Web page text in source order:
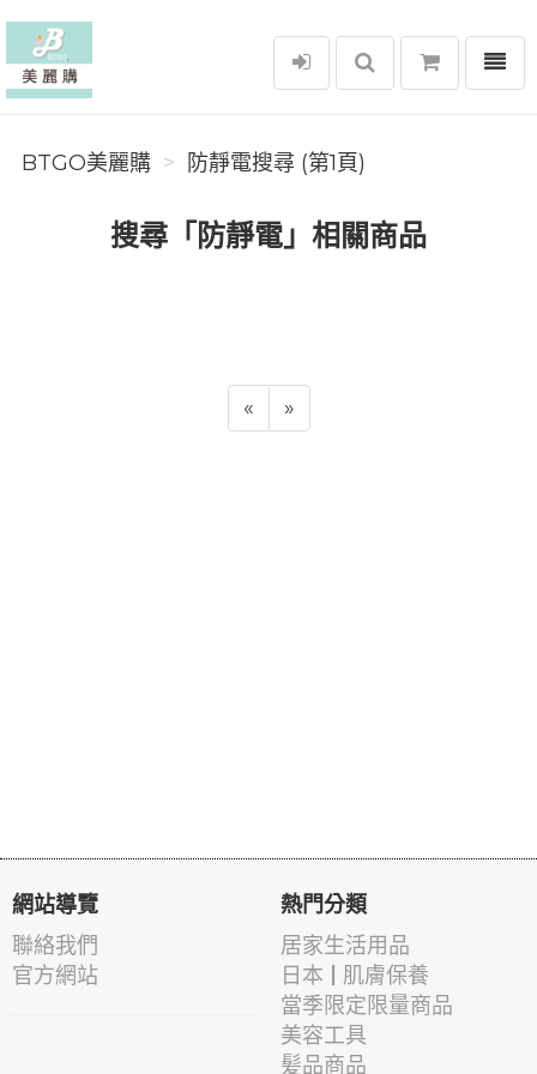
BTGO美麗購
選單
BTGO美麗購 防靜電搜尋 (第1頁)
搜尋「防靜電」相關商品
« »
網站導覽
聯絡我們
官方網站
熱門分類
居家生活用品
日本 | 肌膚保養
當季限定限量商品
美容工具
髪品商品